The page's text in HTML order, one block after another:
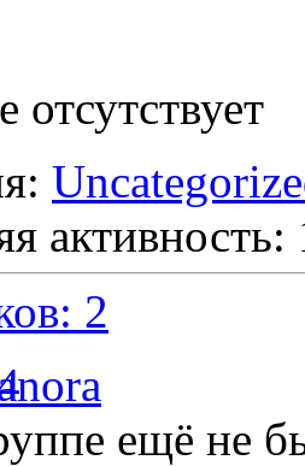
отсутствует
2
ещё не